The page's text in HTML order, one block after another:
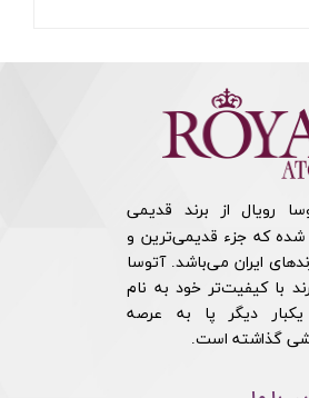
رویال از برند قدیمی
شده که جزء قدیمی‌ترین و
ایران می‌باشد. آتوسا
با کیفیت‌تر خود به نام
یکبار دیگر پا به عرصه
گذاشته است.​​​​​​​